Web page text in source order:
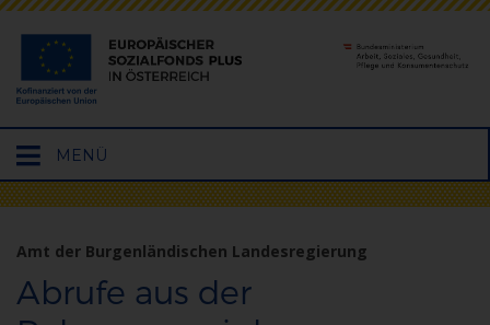
Hauptmenü
öffnen
MENÜ
Amt der Burgenländischen Landesregierung
Abrufe aus der